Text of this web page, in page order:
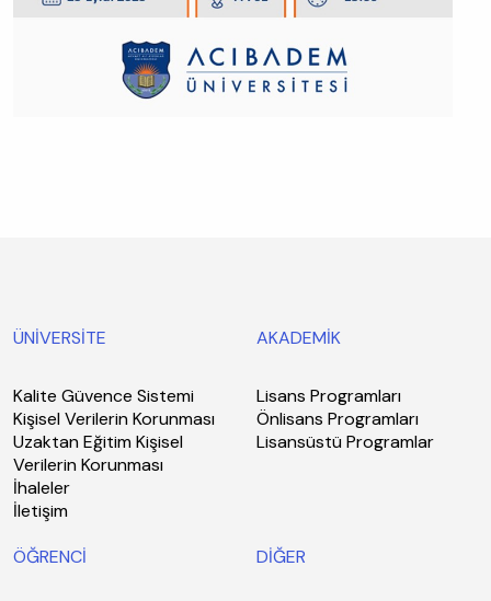
ÜNİVERSİTE
Kalite Güvence Sistemi
Kişisel Verilerin Korunması
Uzaktan Eğitim Kişisel
Verilerin Korunması
İhaleler
İletişim
AKADEMİK
Lisans Programları
Önlisans Programları
Lisansüstü Programlar
ÖĞRENCİ DİĞER